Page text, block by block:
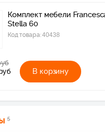
Комплект мебели
Stella 60
Код товара:40438
В корзину
5